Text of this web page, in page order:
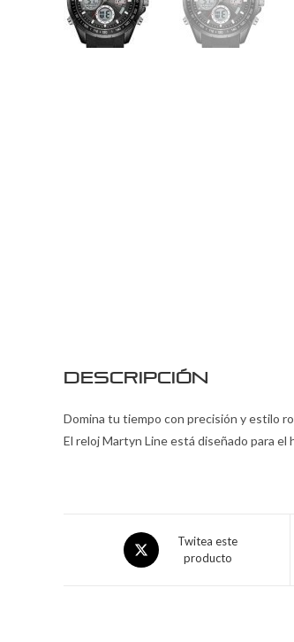
Descripción
Domina tu tiempo con precisión y estilo
El reloj Martyn Line está diseñado para
Twitea este
producto